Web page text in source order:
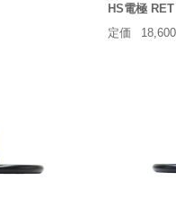
HS電極
定価